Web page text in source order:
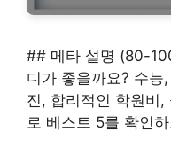
## 메타 설명 (80-
디가 좋을까요? 수
진, 합리적인 학원비
로 베스트 5를 확인